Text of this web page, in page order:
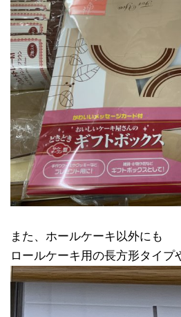
また、ホールケーキ以外にも
ロールケーキ用の長方形タイプ